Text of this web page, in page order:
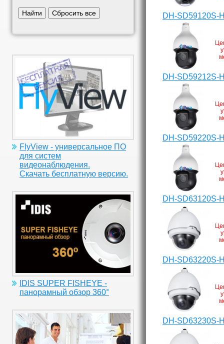
Найти Сбросить все
FlyView - универсальное ПО
для систем
видеонаблюдения.
Скачать бесплатную версию.
IDIS SUPER FISHEYE -
панорамный обзор 360°
DH-SD59120S-
DH-SD59212S-
DH-SD59220S-
DH-SD63120S-
DH-SD63220S-
DH-SD63230S-